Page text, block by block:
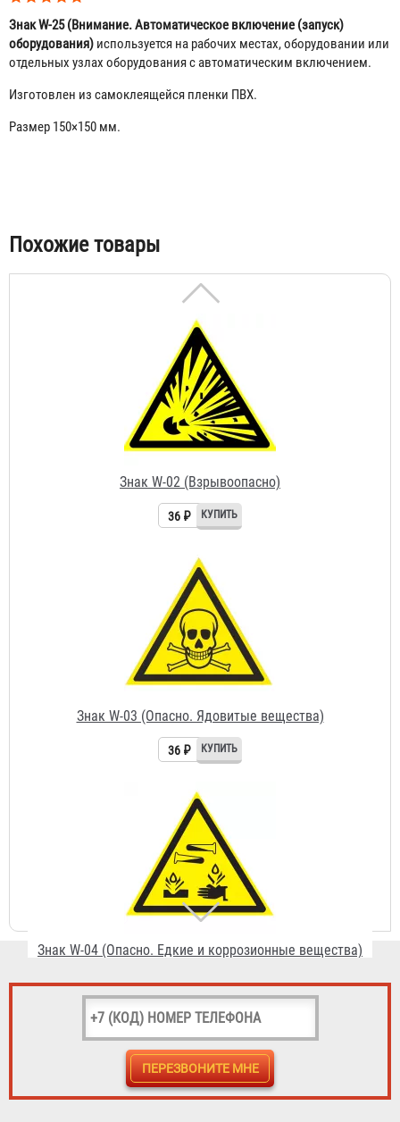
Знак W-25 (Внимание. Автоматическое включение (запуск)
оборудования) используется на рабочих местах, оборудовании или
отдельных узлах оборудования с автоматическим включением.
Изготовлен из самоклеящейся пленки ПВХ.
Размер 150×150 мм.
Табы
Похожие товары
Знак W-01 (Пожароопасно. Легковоспламеняющиеся
Знак W-02 (Взрывоопасно)
36 ₽
Знак W-03 (Опасно. Ядовитые вещества)
36 ₽
Знак W-04 (Опасно. Едкие и коррозионные вещества)
36 ₽
Знак W-05 (Опасно. Радиоактивные вещества или